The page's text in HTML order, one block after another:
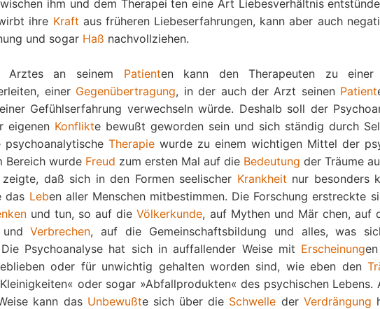
ihm und dem Therapei ten eine Art Liebesverhältnis
ihre Kraft aus früheren Liebeserfahrungen, kann aber auch
und sogar Haß nachvollziehen.
an seinem Patienten kann den Therapeuten zu einer
einer Gegenübertragung, in der auch der Arzt seinen Patient
Gefühlserfahrung verwechseln würde. Deshalb soll der
eigenen Konflikte bewußt geworden sein und sich ständig durch
psychoanalytische Therapie wurde zu einem wichtigen Mittel der
Bereich wurde Freud zum ersten Mal auf die Bedeutung der Träume
daß sich in den Formen seelischer Krankheit nur besonders
das Leben aller Menschen mitbestimmen. Die Forschung erstreckte
und tun, so auf dieVölkerkunde, auf Mythen und Mär chen, auf
undVerbrechen, auf die Gemeinschaftsbildung und alles, was
Psychoanalyse hat sich in auffallender Weise mit Erscheinung
oder für unwichtig gehalten worden sind, wie eben den
oder sogar »Abfallprodukten« des psychischen Lebens.
kann das Unbewußte sich über die Schwelle der Verdrängung